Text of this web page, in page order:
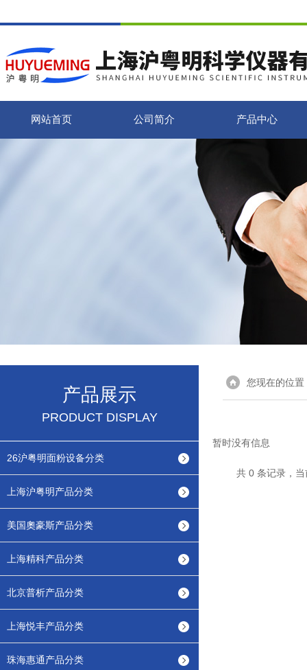
网站首页 公司简介 产品中心
产品展示
PRODUCT DISPLAY
26沪粤明面粉设备分类
上海沪粤明产品分类
美国奧豪斯产品分类
上海精科产品分类
北京普析产品分类
上海悦丰产品分类
珠海惠通产品分类
您现在的位置
暂时没有信息
共 0 条记录，